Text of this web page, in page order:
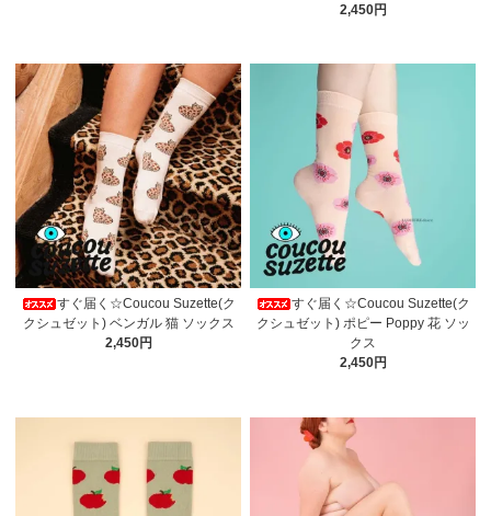
2,450円
すぐ届く☆Coucou Suzette(ク
クシュゼット) ベンガル 猫 ソックス
2,450円
すぐ届く☆Coucou Suzette(ク
クシュゼット) ポピー Poppy 花 ソッ
クス
2,450円